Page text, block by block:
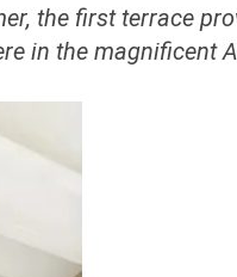
the first terrace
in the magnificent